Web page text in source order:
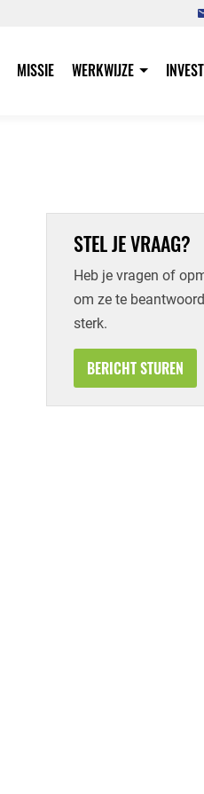
MISSIE WERKWIJZE
STEL JE VRAAG?
Heb je vragen of
om ze te
sterk.
BERICHT STUREN